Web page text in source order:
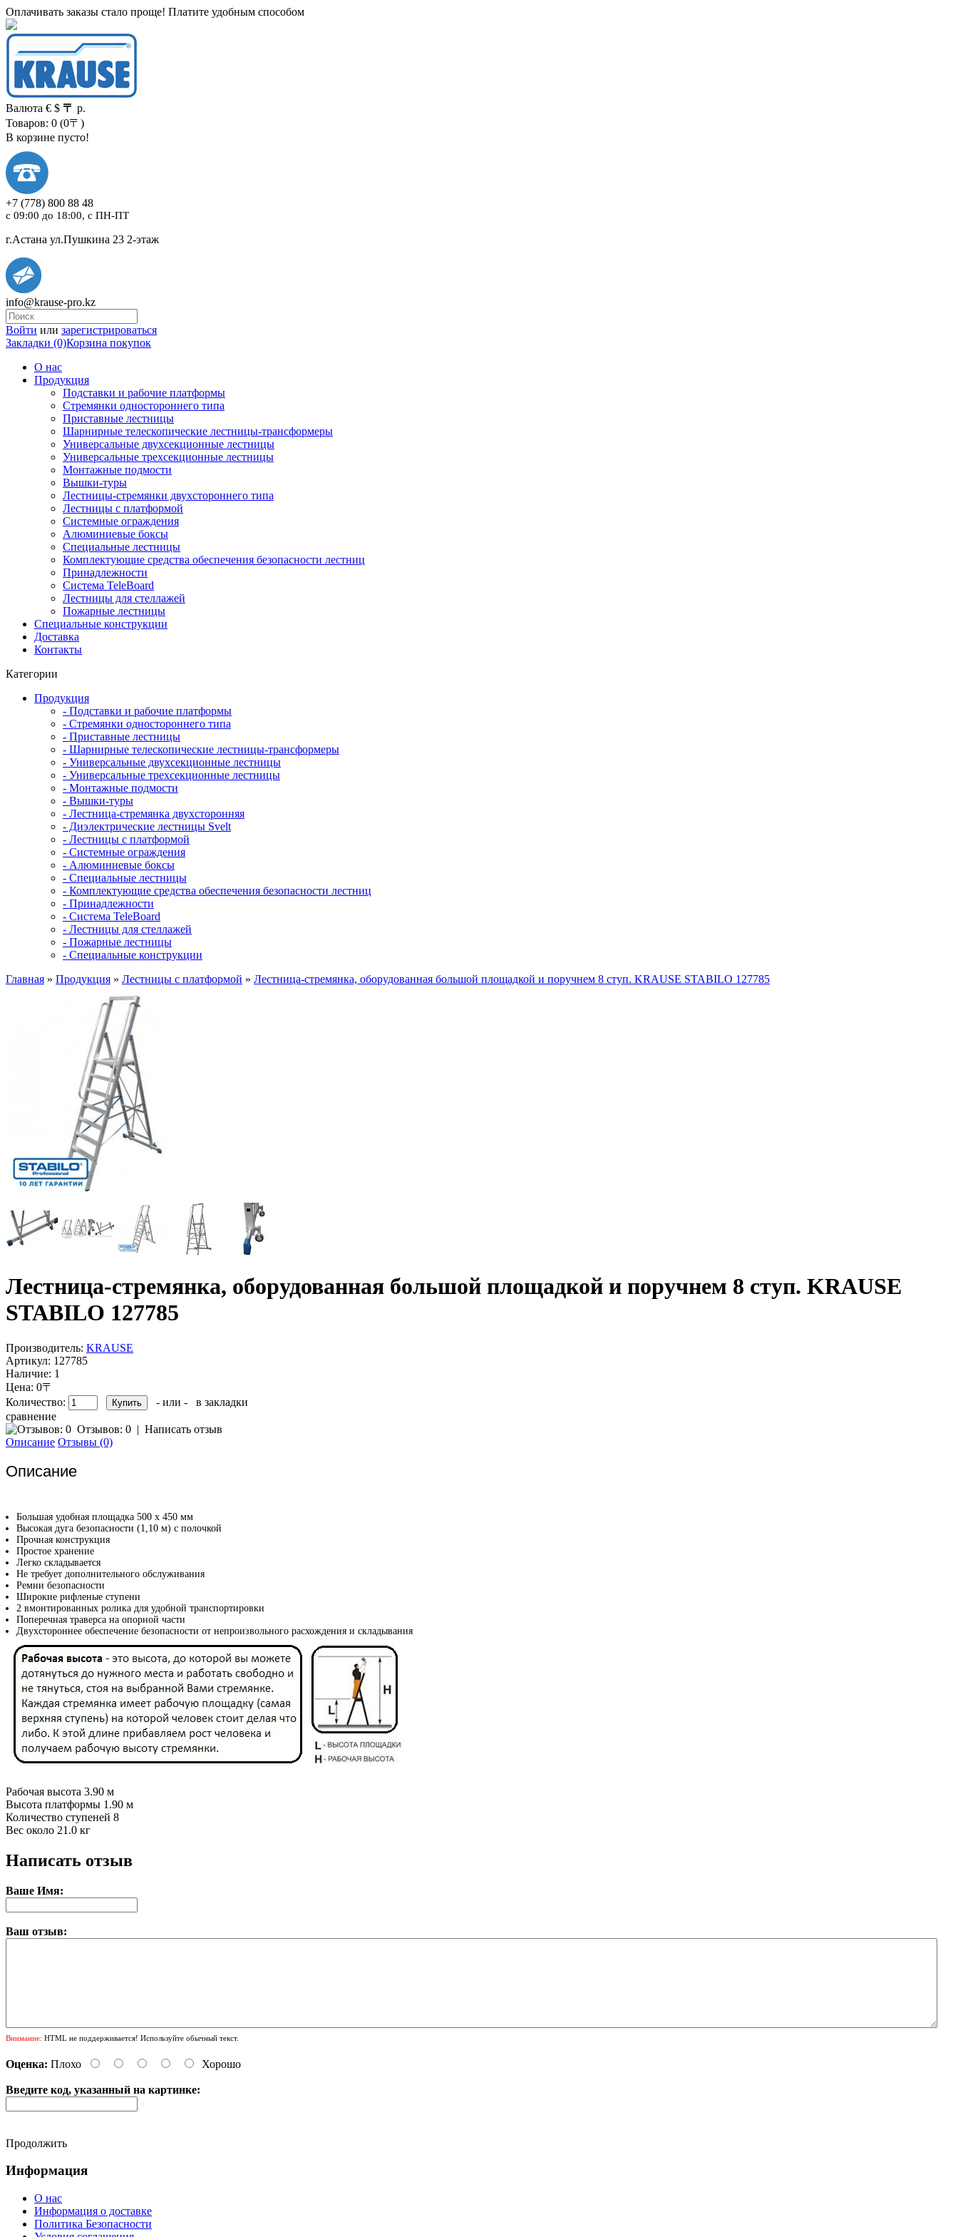
Оплачивать заказы стало проще! Платите удобным способом
Валюта € $ 〒 р.
Товаров: 0 (0〒)
В корзине пусто!
+7 (778) 800 88 48
с 09:00 до 18:00, с ПН-ПТ
г.Астана ул.Пушкина 23 2-этаж
info@krause-pro.kz
Войти или зарегистрироваться
Закладки (0)Корзина покупок
О нас
Продукция
Подставки и рабочие платформы
Стремянки одностороннего типа
Приставные лестницы
Шарнирные телескопические лестницы-трансформеры
Универсальные двухсекционные лестницы
Универсальные трехсекционные лестницы
Монтажные подмости
Вышки-туры
Лестницы-стремянки двухстороннего типа
Лестницы с платформой
Системные ограждения
Алюминиевые боксы
Специальные лестницы
Комплектующие средства обеспечения безопасности лестниц
Принадлежности
Система TeleBoard
Лестницы для стеллажей
Пожарные лестницы
Специальные конструкции
Доставка
Контакты
Категории
Продукция
- Подставки и рабочие платформы
- Стремянки одностороннего типа
- Приставные лестницы
- Шарнирные телескопические лестницы-трансформеры
- Универсальные двухсекционные лестницы
- Универсальные трехсекционные лестницы
- Монтажные подмости
- Вышки-туры
- Лестница-стремянка двухсторонняя
- Диэлектрические лестницы Svelt
- Лестницы с платформой
- Системные ограждения
- Алюминиевые боксы
- Специальные лестницы
- Комплектующие средства обеспечения безопасности лестниц
- Принадлежности
- Система TeleBoard
- Лестницы для стеллажей
- Пожарные лестницы
- Специальные конструкции
Главная » Продукция » Лестницы с платформой » Лестница-стремянка, оборудованная большой площадкой и поручнем 8 ступ. KRAUSE STABILO 127785
Лестница-стремянка, оборудованная большой площадкой и поручнем 8 ступ. KRAUSE
STABILO 127785
Производитель: KRAUSE
Артикул: 127785
Наличие: 1
Цена: 0〒
Количество:
- или -
в закладки
сравнение
Отзывов: 0 | Написать отзыв
Описание Отзывы (0)
Описание
Большая удобная площадка 500 х 450 мм
Высокая дуга безопасности (1,10 м) с полочкой
Прочная конструкция
Простое хранение
Легко складывается
Не требует дополнительного обслуживания
Ремни безопасности
Широкие рифленые ступени
2 вмонтированных ролика для удобной транспортировки
Поперечная траверса на опорной части
Двухстороннее обеспечение безопасности от непроизвольного расхождения и складывания
Рабочая высота 3.90 м
Высота платформы 1.90 м
Количество ступеней 8
Вес около 21.0 кг
Написать отзыв
Ваше Имя:
Ваш отзыв:
Внимание: HTML не поддерживается! Используйте обычный текст.
Оценка: Плохо Хорошо
Введите код, указанный на картинке:
Продолжить
Информация
О нас
Информация о доставке
Политика Безопасности